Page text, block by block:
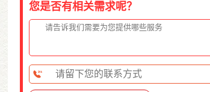
您是否有相关需求呢？